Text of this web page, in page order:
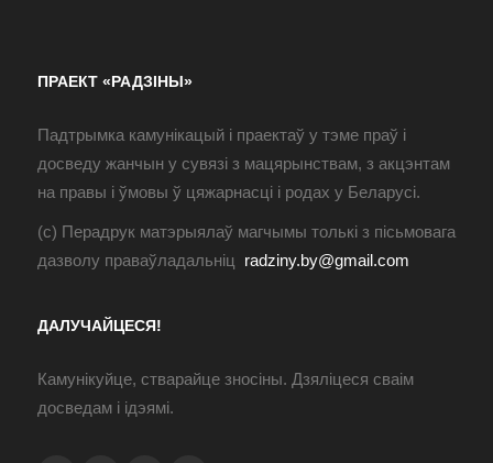
ПРАЕКТ «РАДЗІНЫ»
Падтрымка камунікацый і праектаў у тэме праў і
досведу жанчын у сувязі з мацярынствам, з акцэнтам
на правы і ўмовы ў цяжарнасці і родах у Беларусі.
(с) Перадрук матэрыялаў магчымы толькі з пісьмовага
дазволу праваўладальніц radziny.by@gmail.com
ДАЛУЧАЙЦЕСЯ!
Камунікуйце, стварайце зносіны. Дзяліцеся сваім
досведам і ідэямі.